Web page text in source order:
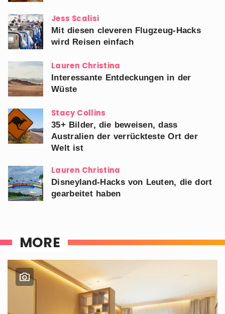
Jess Scalisi
Mit diesen cleveren Flugzeug-Hacks
wird Reisen einfach
Lauren Christina
Interessante Entdeckungen in der
Wüste
Stacy Collins
35+ Bilder, die beweisen, dass
Australien der verrückteste Ort der
Welt ist
Lauren Christina
Disneyland-Hacks von Leuten, die dort
gearbeitet haben
MORE